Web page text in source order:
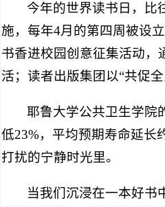
今年的世界读书日，比
施，每年4月的第四周被设
书香进校园创意征集活动，
活；读者出版集团以“共促
耶鲁大学公共卫生学院
低23%，平均预期寿命延长
打扰的宁静时光里。
当我们沉浸在一本好书